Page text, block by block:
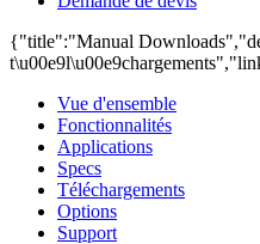
{"title":"Manual
Vue d'ensemble
Fonctionnalités
Applications
Specs
Téléchargements
Options
Support